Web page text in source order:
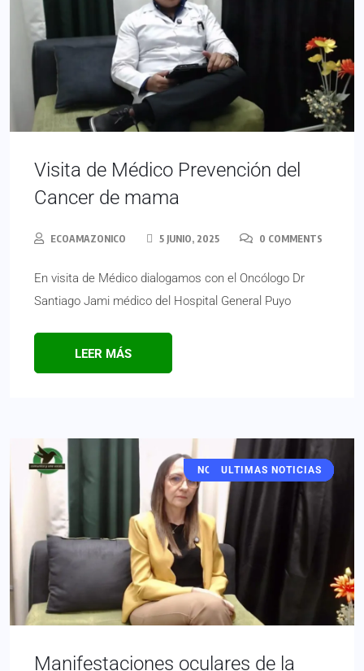
Visita de Médico Prevención del
Cancer de mama
ECOAMAZONICO 5 JUNIO, 2025 0 COMMENTS
En visita de Médico dialogamos con el Oncólogo Dr
Santiago Jami médico del Hospital General Puyo
LEER MÁS
FAMILIA
LOCALES - REGIONALES
NOTICIAS PRINCIPALES
PRINCIPALES
SALUD
ULTIMAS NOTICIAS
Manifestaciones oculares de la